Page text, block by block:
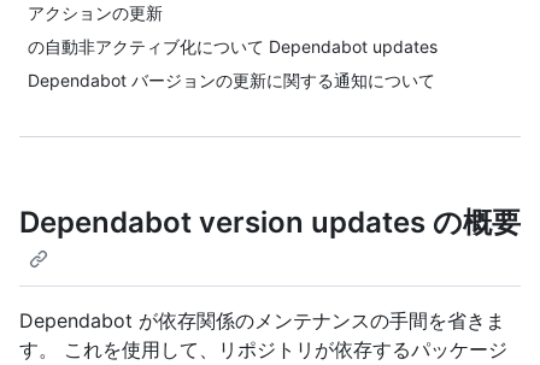
アクションの更新
の自動非アクティブ化について Dependabot updates
Dependabot バージョンの更新に関する通知について
Dependabot version updates の概要
Dependabot が依存関係のメンテナンスの手間を省きま
す。 これを使用して、リポジトリが依存するパッケージ